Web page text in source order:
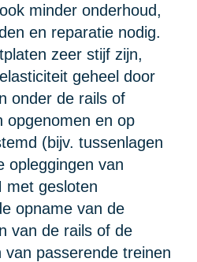
minder onderhoud,
en reparatie nodig.
zeer stijf zijn,
geheel door
onder de rails of
opgenomen en op
(bijv. tussenlagen
opleggingen van
met gesloten
opname van de
van de rails of de
van passerende treinen